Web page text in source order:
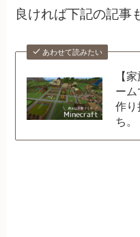
良ければ下記の記事
あわせて読みたい
【
ー
作り
ち。